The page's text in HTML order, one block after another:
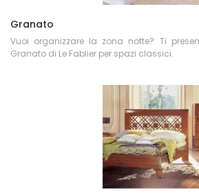
Granato
Vuoi organizzare la zona notte? Ti
Granato di Le Fablier per spazi classici.